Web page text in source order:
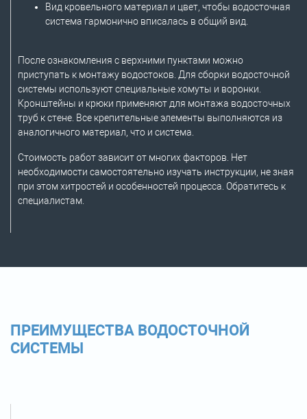
Вид кровельного материал и цвет, чтобы водосточная
система гармонично вписалась в общий вид.
После ознакомления с верхними пунктами можно
приступать к монтажу водостоков. Для сборки водосточной
системы используют специальные хомуты и воронки.
Кронштейны и крюки применяют для монтажа водосточных
труб к стене. Все крепительные элементы выполняются из
аналогичного материал, что и система.
Стоимость работ зависит от многих факторов. Нет
необходимости самостоятельно изучать инструкции, не зная
при этом хитростей и особенностей процесса. Обратитесь к
специалистам.
ПРЕИМУЩЕСТВА ВОДОСТОЧНОЙ
СИСТЕМЫ